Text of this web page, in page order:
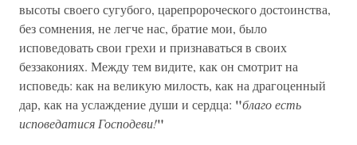
высоты своего сугубого, царепророческого достоинства,
без сомнения, не легче нас, братие мои, было
исповедовать свои грехи и признаваться в своих
беззакониях. Между тем видите, как он смотрит на
исповедь: как на великую милость, как на драгоценный
дар, как на услаждение души и сердца: "благо есть
исповедатися Господеви!"